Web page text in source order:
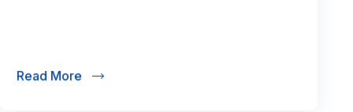
Read More